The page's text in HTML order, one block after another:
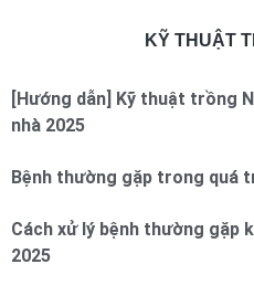
KỸ THUẬT
[Hướng dẫn] Kỹ thuật trồng
nhà 2025
Bệnh thường gặp trong quá
Cách xử lý bệnh thường gặp
2025